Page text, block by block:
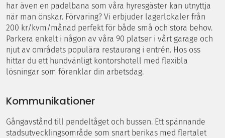
har även en padelbana som våra hyresgäster kan utnyttja
när man önskar. Förvaring? Vi erbjuder lagerlokaler från
200 kr/kvm/månad perfekt för både små och stora behov.
Parkera enkelt i någon av våra 90 platser i vårt garage och
njut av områdets populära restaurang i entrén. Hos oss
hittar du ett hundvänligt kontorshotell med flexibla
lösningar som förenklar din arbetsdag.
Kommunikationer
Gångavstånd till pendeltåget och bussen. Ett spännande
stadsutvecklingsområde som snart berikas med flertalet